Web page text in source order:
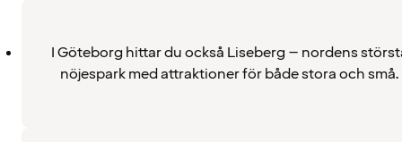
I Göteborg hittar du också Liseberg – nordens
nöjespark med attraktioner för både stora och små.